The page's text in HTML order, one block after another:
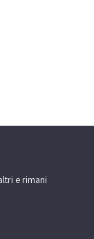
e rimani